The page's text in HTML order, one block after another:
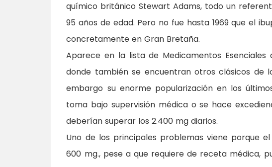
químico británico Stewart Adams, todo un
95 años de edad. Pero no fue hasta 1969 que el
concretamente en Gran Bretaña.
Aparece en la lista de Medicamentos Esenciales
donde también se encuentran otros clásicos de
embargo su enorme popularización en los
toma bajo supervisión médica o se hace
deberían superar los 2.400 mg diarios.
Uno de los principales problemas viene porque
600 mg., pese a que requiere de receta médica,